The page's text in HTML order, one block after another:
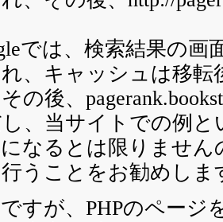
では、検索結果の画
、キャッシュは移転
の後、
、当サイトでの例
なるとは限りません
うことをお勧めしま
すが、PHPのページ